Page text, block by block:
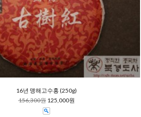
16년 맹해고수홍 (250g)
156,300원 125,000원